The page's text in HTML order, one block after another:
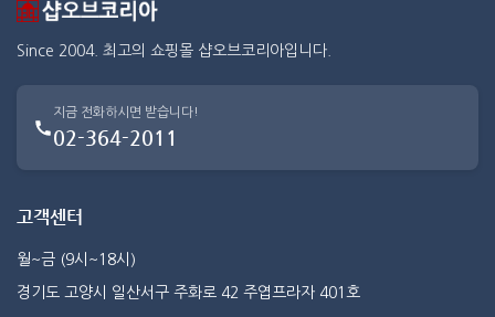
Since 2004. 최고의 쇼핑몰 샵오브코리아입니다.
지금 전화하시면 받습니다!
02-364-2011
고객센터
월~금 (9시~18시)
경기도 고양시 일산서구 주화로 42 주엽프라자 401호